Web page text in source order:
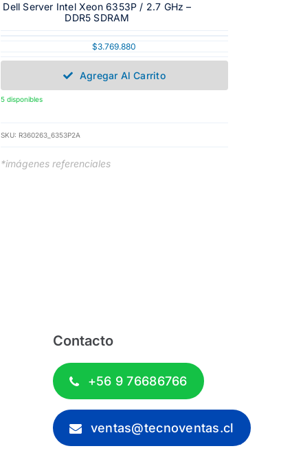
Dell Server Intel Xeon 6353P / 2.7 GHz –
DDR5 SDRAM
$3.769.880
Agregar Al Carrito
5 disponibles
SKU: R360263_6353P2A
*imágenes referenciales
Contacto
+56 9 76686766
ventas@tecnoventas.cl